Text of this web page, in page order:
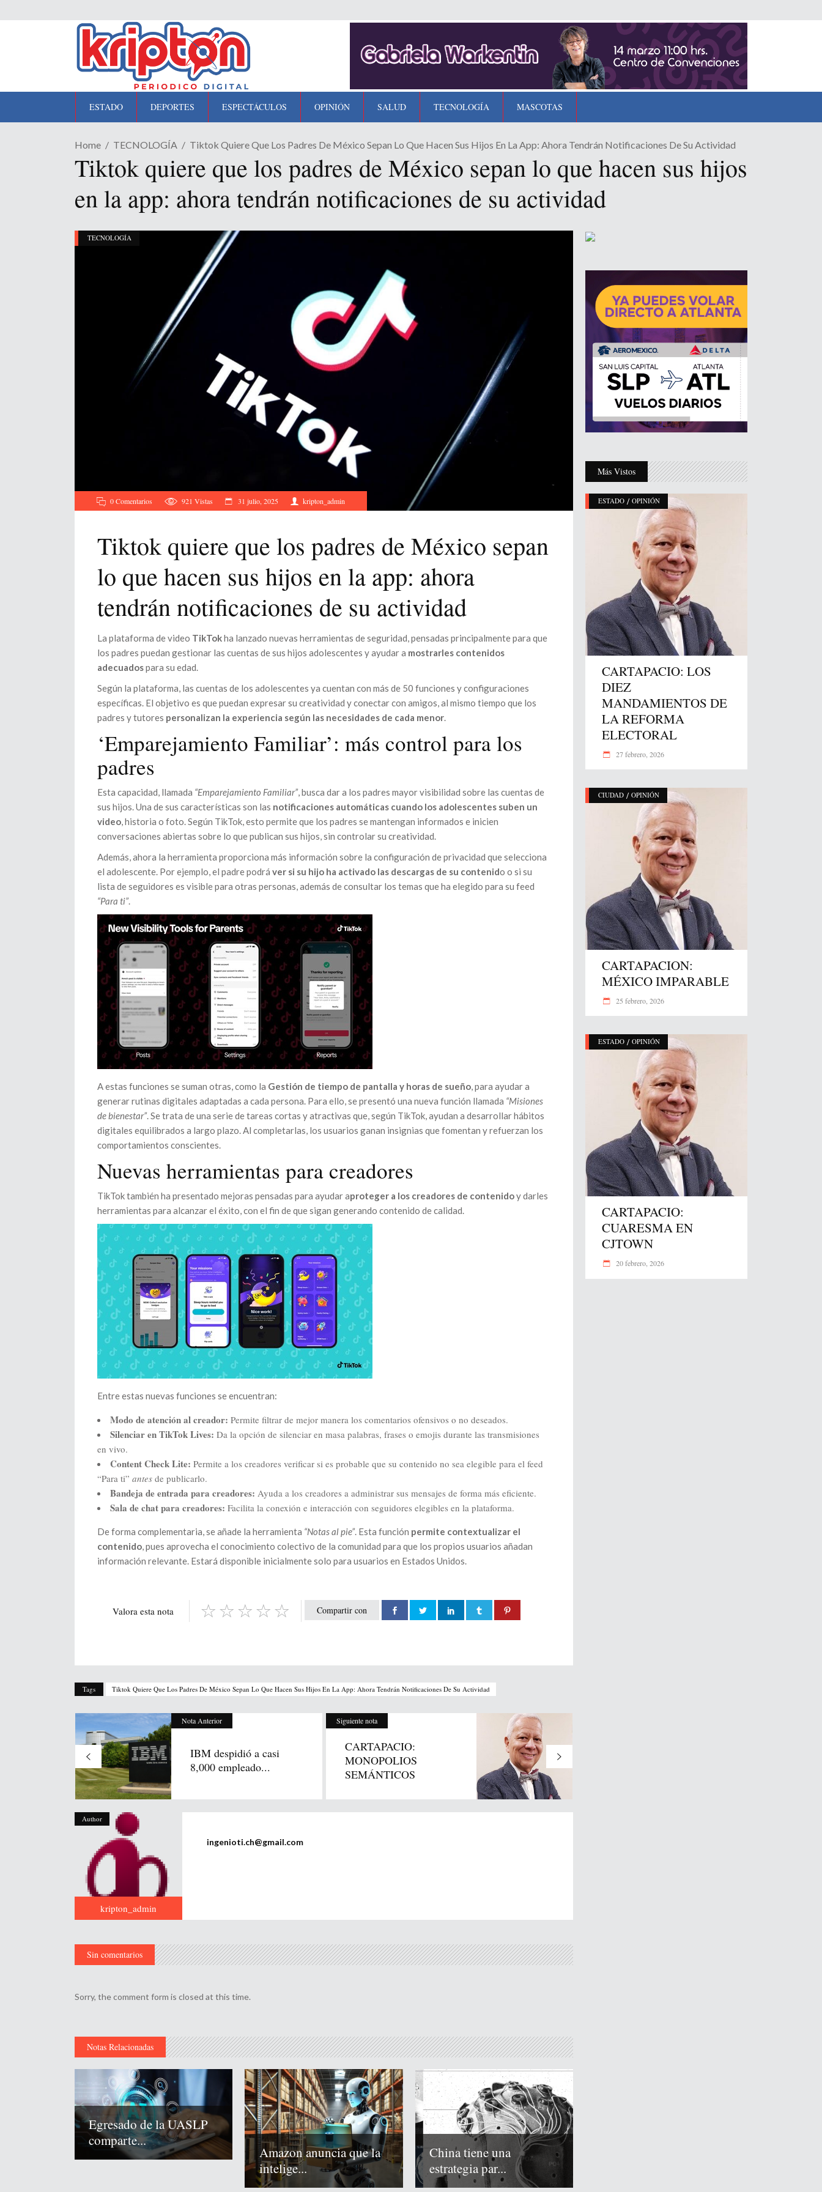
ESTADO DEPORTES ESPECTÁCULOS OPINIÓN SALUD TECNOLOGÍA MASCOTAS
Home TECNOLOGÍA Tiktok Quiere Que Los Padres De México Sepan Lo Que Hacen Sus Hijos En La App: Ahora Tendrán Notificaciones De Su Actividad
Tiktok quiere que los padres de México sepan lo que hacen sus hijos
en la app: ahora tendrán notificaciones de su actividad
TECNOLOGÍA
0 Comentarios 921 Vistas 31 julio, 2025 kripton_admin
Tiktok quiere que los padres de México sepan
lo que hacen sus hijos en la app: ahora
tendrán notificaciones de su actividad
La plataforma de video TikTokha lanzado nuevas herramientas de seguridad, pensadas principalmente para que
los padres puedan gestionar las cuentas de sus hijos adolescentes y ayudar a mostrarles contenidos
adecuadospara su edad.
Según la plataforma, las cuentas de los adolescentes ya cuentan con más de 50 funciones y configuraciones
específicas. El objetivo es que puedan expresar su creatividad y conectar con amigos, al mismo tiempo que los
padres y tutores personalizan la experiencia según las necesidades de cada menor.
‘Emparejamiento Familiar’: más control para los
padres
Esta capacidad, llamada “Emparejamiento Familiar”, busca dar a los padres mayor visibilidad sobre las cuentas de
sus hijos. Una de sus características son las notificaciones automáticas cuando los adolescentes suben un
video, historia o foto. Según TikTok, esto permite que los padres se mantengan informados e inicien
conversaciones abiertas sobre lo que publican sus hijos, sin controlar su creatividad.
Además, ahora la herramienta proporciona más información sobre la configuración de privacidad que selecciona
el adolescente. Por ejemplo, el padre podrá ver si su hijo ha activado las descargas de su contenido o si su
lista de seguidores es visible para otras personas, además de consultar los temas que ha elegido para su feed
“Para ti”.
A estas funciones se suman otras, como la Gestión de tiempo de pantalla y horas de sueño, para ayudar a
generar rutinas digitales adaptadas a cada persona. Para ello, se presentó una nueva función llamada “Misiones
de bienestar”. Se trata de una serie de tareas cortas y atractivas que, según TikTok, ayudan a desarrollar hábitos
digitales equilibrados a largo plazo. Al completarlas, los usuarios ganan insignias que fomentan y refuerzan los
comportamientos conscientes.
Nuevas herramientas para creadores
TikTok también ha presentado mejoras pensadas para ayudar aproteger a los creadores de contenidoy darles
herramientas para alcanzar el éxito, con el fin de que sigan generando contenido de calidad.
Entre estas nuevas funciones se encuentran:
Modo de atención al creador: Permite filtrar de mejor manera los comentarios ofensivos o no deseados.
Silenciar en TikTok Lives: Da la opción de silenciar en masa palabras, frases o emojis durante las transmisiones
en vivo.
Content Check Lite: Permite a los creadores verificar si es probable que su contenido no sea elegible para el feed
“Para ti” antes de publicarlo.
Bandeja de entrada para creadores: Ayuda a los creadores a administrar sus mensajes de forma más eficiente.
Sala de chat para creadores: Facilita la conexión e interacción con seguidores elegibles en la plataforma.
De forma complementaria, se añade la herramienta “Notas al pie”. Esta función permite contextualizar el
contenido, pues aprovecha el conocimiento colectivo de la comunidad para que los propios usuarios añadan
información relevante. Estará disponible inicialmente solo para usuarios en Estados Unidos.
Compartir con
Valora esta nota
Tags Tiktok Quiere Que Los Padres De México Sepan Lo Que Hacen Sus Hijos En La App: Ahora Tendrán Notificaciones De Su Actividad
Nota Anterior
IBM despidió a casi
8,000 empleado...
Siguiente nota
CARTAPACIO:
MONOPOLIOS
SEMÁNTICOS
Author
kripton_admin
ingenioti.ch@gmail.com
Sin comentarios
Sorry, the comment form is closed at this time.
Notas Relacionadas
Egresado de la UASLP
comparte...
Amazon anuncia que la
intelige...
China tiene una
estrategia par...
Más Vistos
ESTADO / OPINIÓN
CARTAPACIO: LOS
DIEZ
MANDAMIENTOS DE
LA REFORMA
ELECTORAL
27 febrero, 2026
CIUDAD / OPINIÓN
CARTAPACION:
MÉXICO IMPARABLE
25 febrero, 2026
ESTADO / OPINIÓN
CARTAPACIO:
CUARESMA EN
CJTOWN
20 febrero, 2026